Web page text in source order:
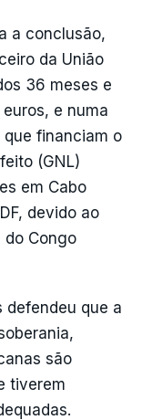
a conclusão,
da União
36 meses e
e numa
que financiam o
(GNL)
em Cabo
devido ao
do Congo
defendeu que a
são
tiverem